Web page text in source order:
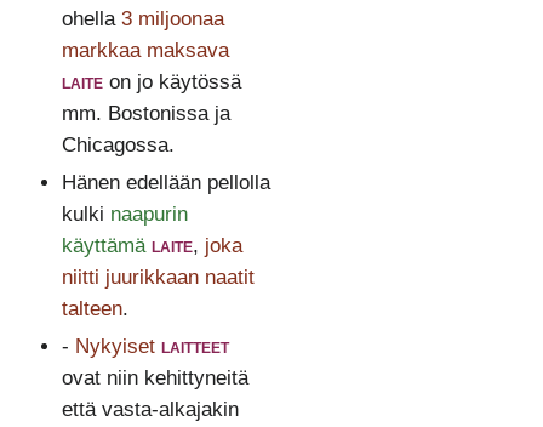
ohella 3 miljoonaa
markkaa maksava
laiteon jo käytössä
mm. Bostonissa ja
Chicagossa.
Hänen edellään pellolla
kulki naapurin
käyttämä laite, joka
niitti juurikkaan naatit
talteen.
- Nykyiset laitteet
ovat niin kehittyneitä
että vasta-alkajakin